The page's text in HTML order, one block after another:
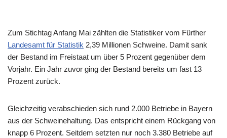
Zum Stichtag Anfang Mai zählten die Statistiker vom Fürther
Landesamt für Statistik 2,39 Millionen Schweine. Damit sank
der Bestand im Freistaat um über 5 Prozent gegenüber dem
Vorjahr. Ein Jahr zuvor ging der Bestand bereits um fast 13
Prozent zurück.
Gleichzeitig verabschieden sich rund 2.000 Betriebe in Bayern
aus der Schweinehaltung. Das entspricht einem Rückgang von
knapp 6 Prozent. Seitdem setzten nur noch 3.380 Betriebe auf